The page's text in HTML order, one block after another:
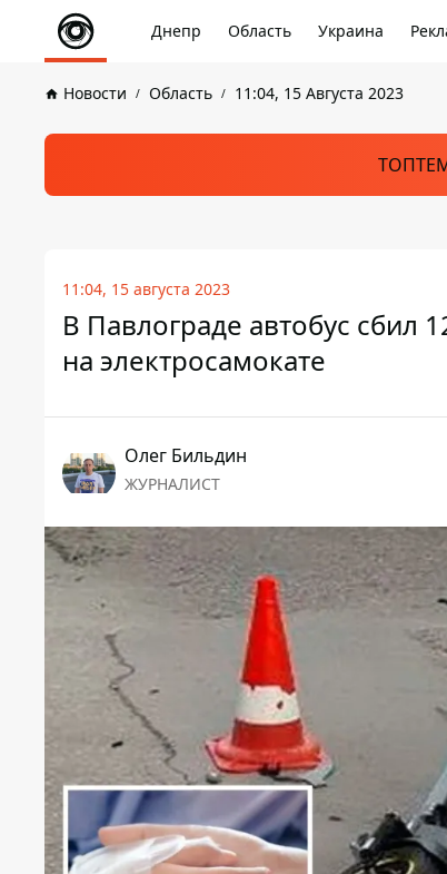
Днепр Область Украина
Новости Область 11:04, 15 Августа 2023
11:04, 15 августа 2023
В Павлограде автобус сбил
на электросамокате
Олег Бильдин
ЖУРНАЛИСТ